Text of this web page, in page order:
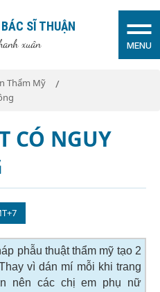
SĨ THUẬN
xuân MENU
Thẩm Mỹ
CÓ NGUY
phẫu thuật thẩm mỹ tạo 2
vì dán mí mỗi khi trang
nên các chị em phụ nữ